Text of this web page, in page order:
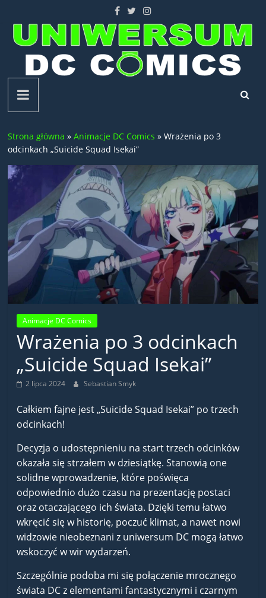
content
Uniwersum
DC
Comics
Strona główna »Animacje DC Comics »Wrażenia po 3
odcinkach „Suicide Squad Isekai”
Animacje DC Comics
Wrażenia po 3 odcinkach
„Suicide Squad Isekai”
2 lipca 2024 Sebastian Smyk
Całkiem fajne jest „Suicide Squad Isekai” po trzech
odcinkach!
Decyzja o udostępnieniu na start trzech odcinków
okazała się strzałem w dziesiątkę. Stanowią one
solidne wprowadzenie, które poświęca
odpowiednio dużo czasu na prezentację postaci
oraz otaczającego ich świata. Dzięki temu łatwo
wkręcić się w historię, poczuć klimat, a nawet nowi
widzowie nieobeznani z uniwersum DC mogą łatwo
wskoczyć w wir wydarzeń.
Szczególnie podoba mi się połączenie mrocznego
świata DC z elementami fantastycznymi i czarnym